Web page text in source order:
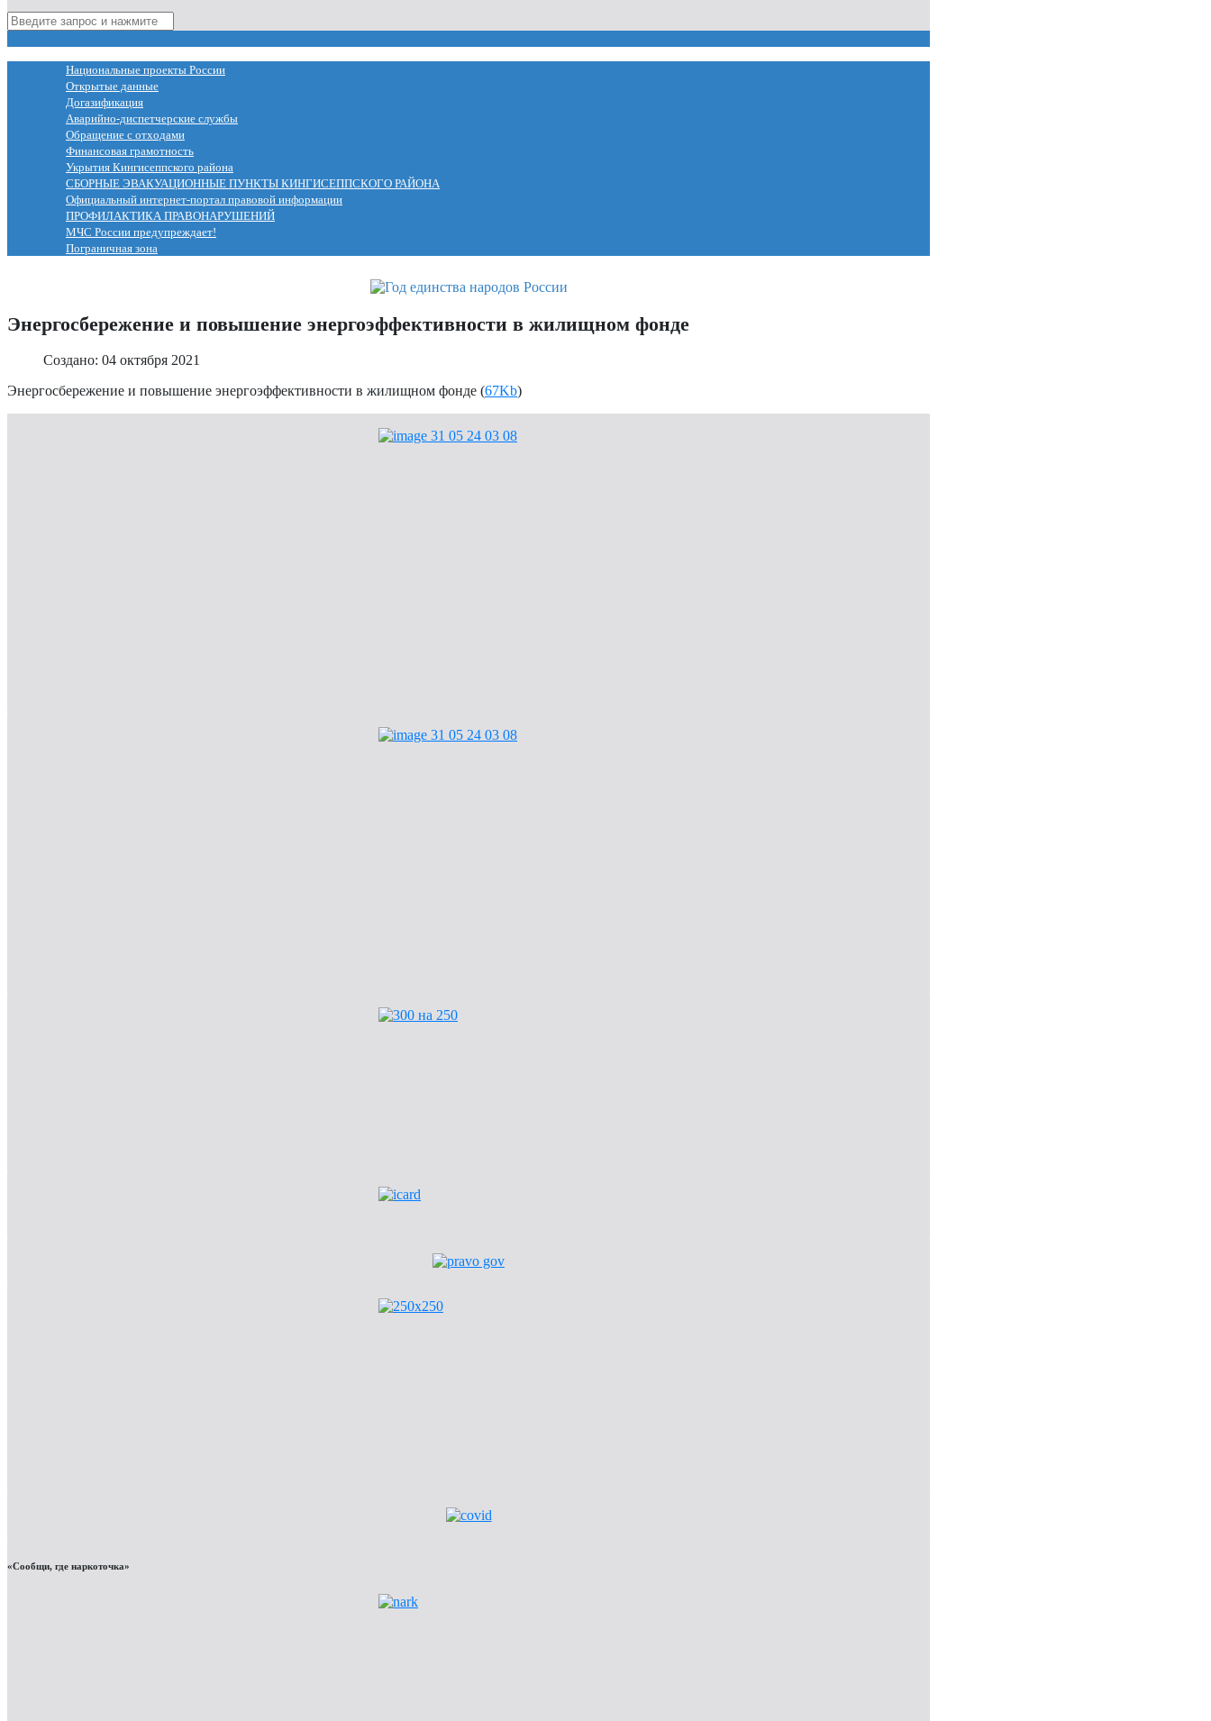
Национальные проекты России
Открытые данные
Догазификация
Аварийно-диспетчерские службы
Обращение с отходами
Финансовая грамотность
Укрытия Кингисеппского района
СБОРНЫЕ ЭВАКУАЦИОННЫЕ ПУНКТЫ КИНГИСЕППСКОГО РАЙОНА
Официальный интернет-портал правовой информации
ПРОФИЛАКТИКА ПРАВОНАРУШЕНИЙ
МЧС России предупреждает!
Пограничная зона
Энергосбережение и повышение энергоэффективности в жилищном фонде
Создано: 04 октября 2021
Энергосбережение и повышение энергоэффективности в жилищном фонде (67Kb)
«Сообщи, где наркоточка»